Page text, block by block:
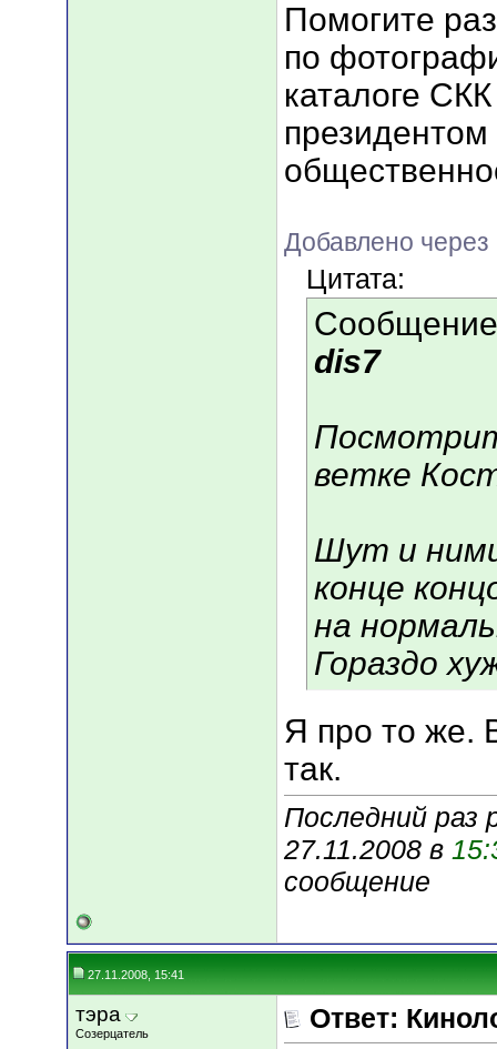
Помогите
по
каталоге
Добавлено через
Цитата:
dis7
ветке
Шут и
конце
на
Гораздо
Я про то же.
так.
Последний раз
27.11.2008 в
сообщение
27.11.2008, 15:41
тэра
Созерцатель
Ответ: